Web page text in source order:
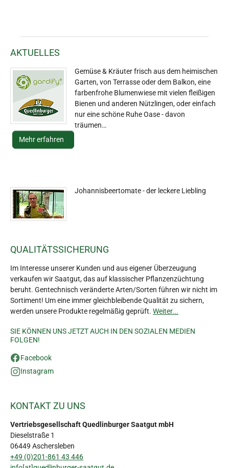
AKTUELLES
Gemüse & Kräuter frisch aus dem heimischen
Garten, von Terrasse oder dem Balkon, eine
farbenfrohe Blumenwiese mit vielen fleißigen
Bienen und anderen Nützlingen, oder einfach
nur eine schöne Ruhe Oase - davon
träumen…
Mehr erfahren
Johannisbeertomate - der leckere Liebling
QUALITÄTSSICHERUNG
Im Interesse unserer Kunden und aus eigener Überzeugung
verkaufen wir Saatgut, das auf klassischer Pflanzenzüchtung
beruht. Gentechnisch veränderte Arten/Sorten führen wir nicht im
Sortiment! Um eine immer gleichbleibende Qualität zu sichern,
werden unsere Produkte regelmäßig geprüft. Weiter...
SIE KÖNNEN UNS JETZT AUCH IN DEN SOZIALEN MEDIEN
FOLGEN!
Facebook
Instagram
KONTAKT ZU UNS
Vertriebsgesellschaft Quedlinburger Saatgut mbH
Dieselstraße 1
06449 Aschersleben
+49 (0)201-861 43 446